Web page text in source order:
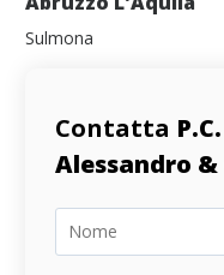
Sulmona
Contatta
Alessandro &